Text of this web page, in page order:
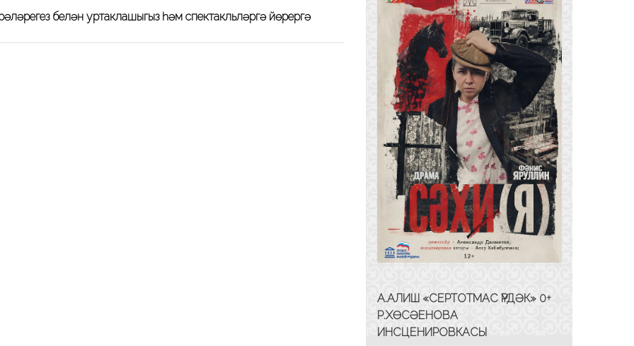
белән уртаклашыгыз һәм спектакльләргә йөрергә
А.АЛИШ «СЕРТОТМАС ҮРДӘК» 0+
Р.ХӨСӘЕНОВА
ИНСЦЕНИРОВКАСЫ